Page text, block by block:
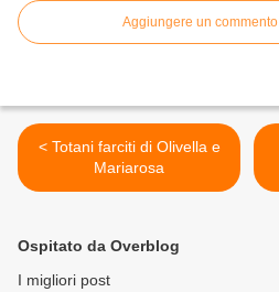
Aggiungere un commento
< Totani farciti di Olivella e
Mariarosa
Ospitato da Overblog
I migliori post